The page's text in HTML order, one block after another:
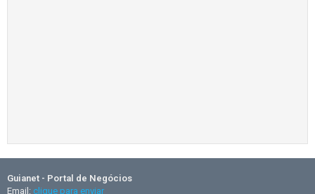
Guianet - Portal de Negócios
Email: clique para enviar